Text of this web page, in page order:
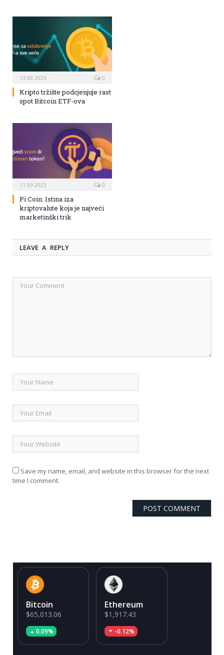
13.09.2023 0
Kripto tržište podcjenjuje rast
spot Bitcoin ETF-ova
11.09.2023 0
Pi Coin: Istina iza
kriptovalute koja je najveći
marketinški trik
LEAVE A REPLY
Save my name, email, and website in this browser for the next
time I comment.
Bitcoin
$65,013.06
0.09%
Ethereum
$1,917.43
-0.12%